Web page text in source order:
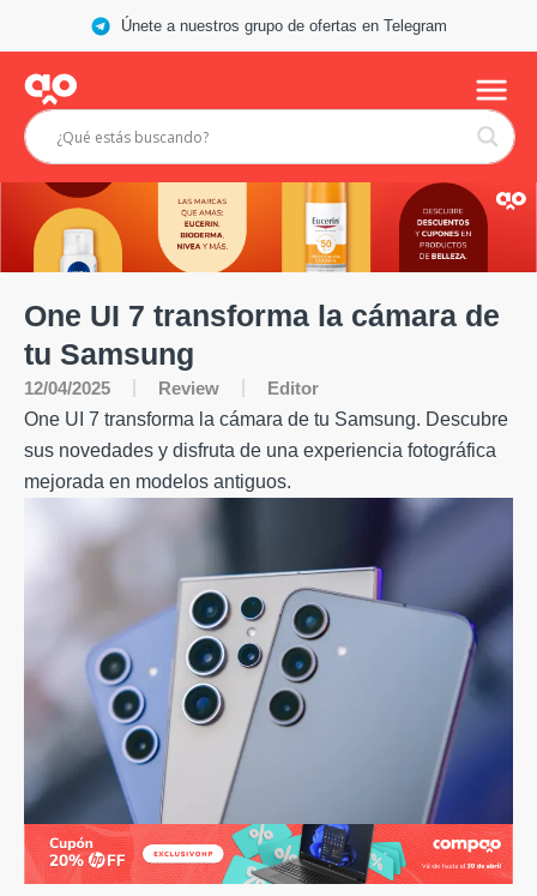
Únete a nuestros grupo de ofertas en Telegram
One UI 7 transforma la cámara de
tu Samsung
12/04/2025 Review
Editor
One UI 7 transforma la cámara de tu Samsung. Descubre
sus novedades y disfruta de una experiencia fotográfica
mejorada en modelos antiguos.